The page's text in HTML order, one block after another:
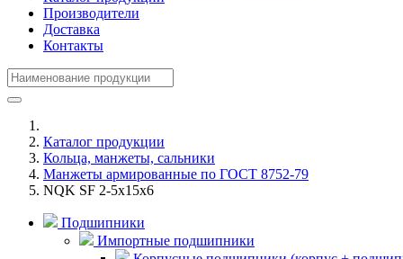
Производители
Доставка
Контакты
Каталог продукции
Кольца, манжеты, сальники
Манжеты армированные по ГОСТ 8752-79
NQK SF 2-5x15x6
Подшипники
Импортные подшипники